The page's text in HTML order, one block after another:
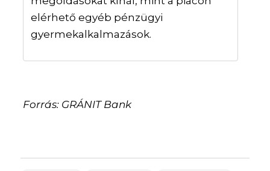
elérhető egyéb pénzügyi
gyermekalkalmazások.
Forrás: GRÁNIT Bank